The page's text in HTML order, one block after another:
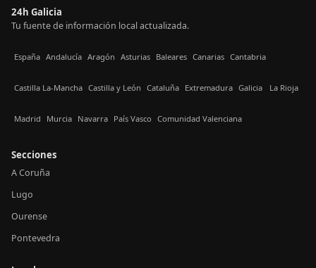
24h Galicia
Tu fuente de información local actualizada.
España Andalucía Aragón Asturias Baleares Canarias Cantabria
Castilla La-Mancha Castilla y León Cataluña Extremadura Galicia La Rioja
Madrid Murcia Navarra País Vasco Comunidad Valenciana
Secciones
A Coruña
Lugo
Ourense
Pontevedra